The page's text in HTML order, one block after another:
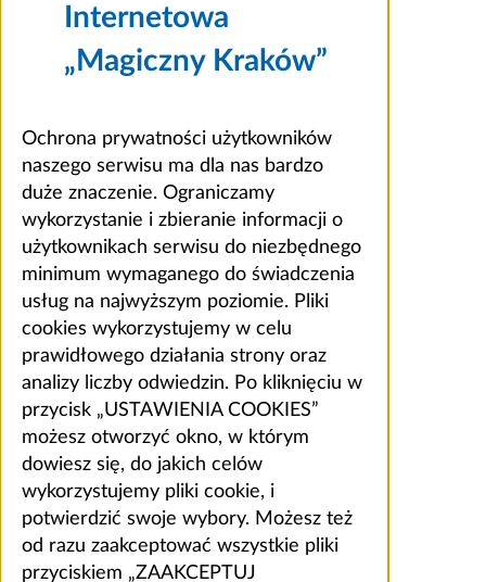
Internetowa
„Magiczny Kraków”
Ochrona prywatności użytkowników
naszego serwisu ma dla nas bardzo
duże znaczenie. Ograniczamy
wykorzystanie i zbieranie informacji o
użytkownikach serwisu do niezbędnego
minimum wymaganego do świadczenia
usług na najwyższym poziomie. Pliki
cookies wykorzystujemy w celu
prawidłowego działania strony oraz
analizy liczby odwiedzin. Po kliknięciu w
przycisk „USTAWIENIA COOKIES”
możesz otworzyć okno, w którym
dowiesz się, do jakich celów
wykorzystujemy pliki cookie, i
potwierdzić swoje wybory. Możesz też
od razu zaakceptować wszystkie pliki
przyciskiem „ZAAKCEPTUJ